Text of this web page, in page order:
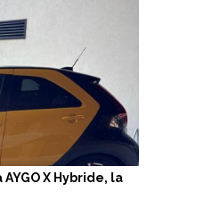
X Hybride, la